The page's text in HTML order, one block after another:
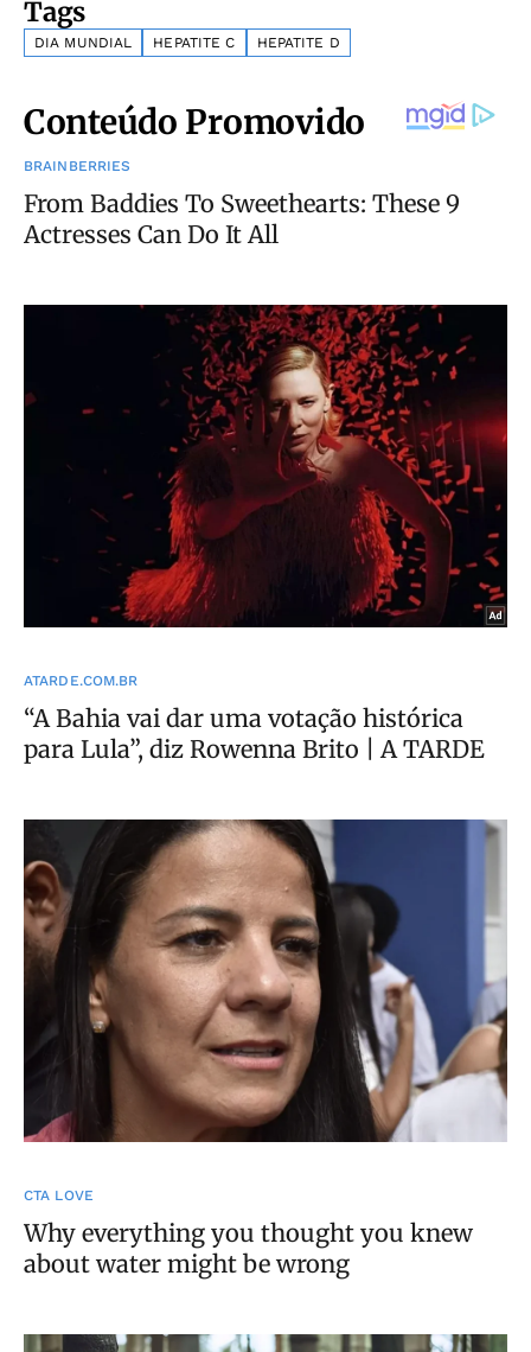
Tags
DIA MUNDIAL HEPATITE C HEPATITE D